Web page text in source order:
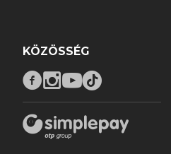
KÖZÖSSÉG